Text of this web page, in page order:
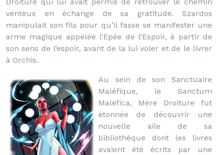
venteux en échange de sa gratitude. Szardos
manipulait son fils pour qu’il fasse se manifester une
arme magique appelée l’Epée de l’Espoir, à partir de
son sens de l’espoir, avant de la lui voler et de le livrer
à Orchis.
Au sein de son Sanctuaire
Maléfique, le Sanctum
Malefica, Mère Droiture fut
étonnée de découvrir une
nouvelle aile de sa
bibliothèque dont les livres
avaient été écrits par une